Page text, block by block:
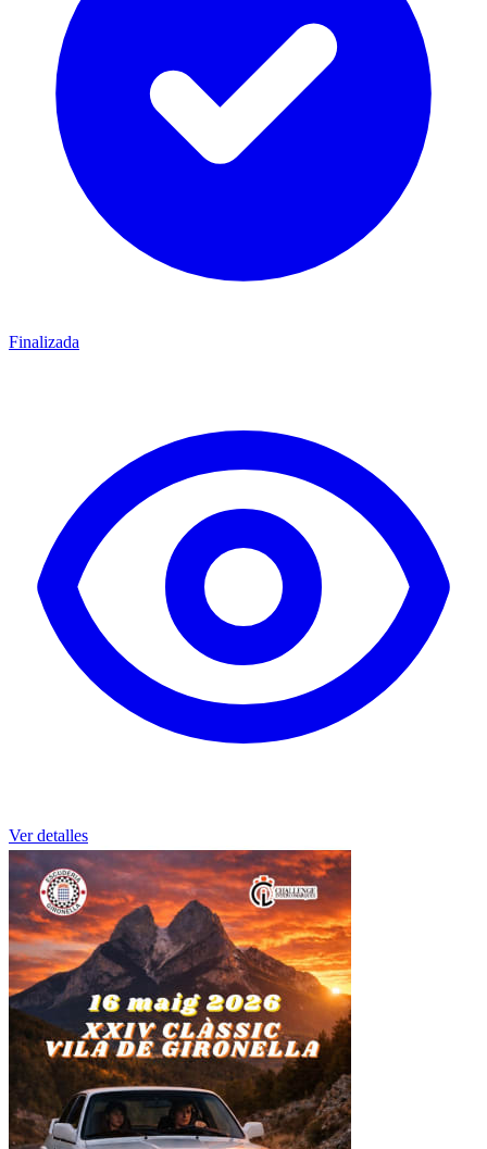
Finalizada
Ver detalles